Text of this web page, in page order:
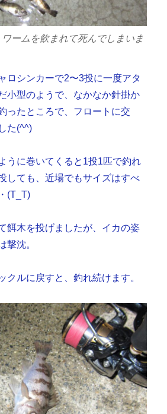
ームを飲まれて死んでしまいま
ロシンカーで2〜3投に一度アタ
小型のようで、なかなか針掛か
ったところで、フロートに交
た(^^)
うに巻いてくると1投1匹で釣れ
しても、近場でもサイズはすべ
(T_T)
餌木を投げましたが、イカの姿
撃沈。
クルに戻すと、釣れ続けます。